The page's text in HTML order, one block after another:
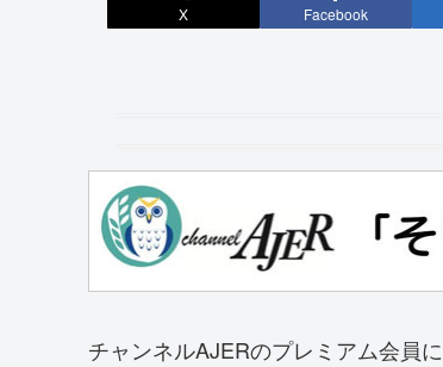
X Facebook
チャンネルAJERのプレミアム会員